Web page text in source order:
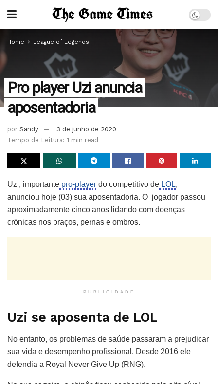
Home League of Legends
Pro player Uzi anuncia
aposentadoria
por Sandy
3 de junho de 2020
Tempo de Leitura: 1 min read
Uzi, importante pro-player do competitivo de LOL,
anunciou hoje (03) sua aposentadoria. O jogador passou
aproximadamente cinco anos lidando com doenças
crônicas nos braços, pernas e ombros.
PUBLICIDADE
Uzi se aposenta de LOL
No entanto, os problemas de saúde passaram a prejudicar
sua vida e desempenho profissional. Desde 2016 ele
defendia a Royal Never Give Up (RNG).